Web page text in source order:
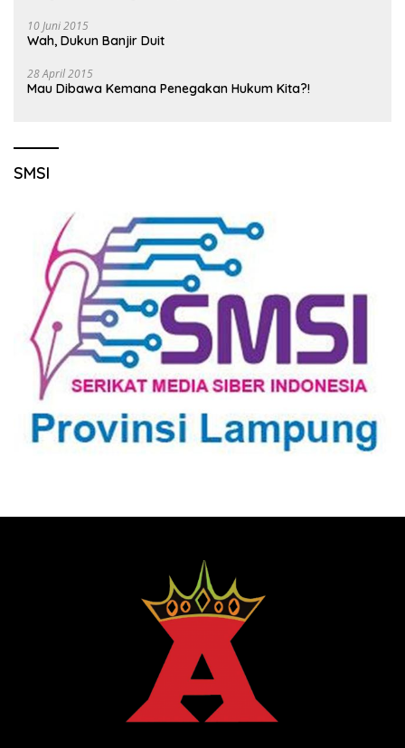
10 Juni 2015
Wah, Dukun Banjir Duit
28 April 2015
Mau Dibawa Kemana Penegakan Hukum Kita?!
SMSI